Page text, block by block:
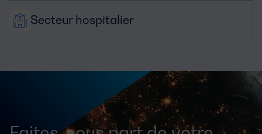
Secteur hospitalier